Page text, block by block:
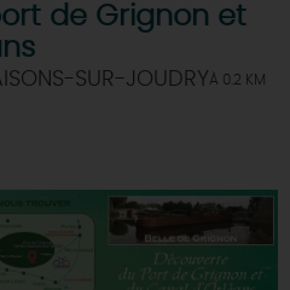
de Grignon et
SUR-JOUDRYÀ 0.2 KM